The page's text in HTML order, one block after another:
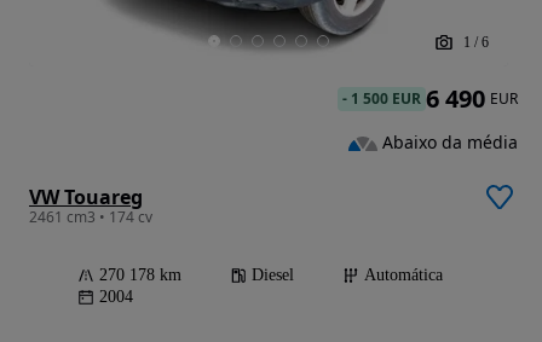
1 / 6
VW Touareg
2461 cm3 • 174 cv
270 178 km Diesel
Automática
2004
- 1 500 EUR 6 490 EUR
Abaixo da média